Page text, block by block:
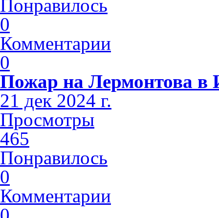
Понравилось
0
Комментарии
0
Пожар на Лермонтова в
21 дек 2024 г.
Просмотры
465
Понравилось
0
Комментарии